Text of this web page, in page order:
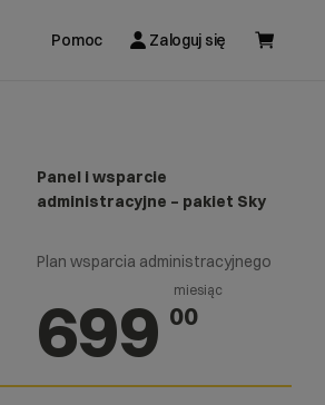
Pomoc Zaloguj się
Panel i wsparcie
administracyjne – pakiet Sky
Plan wsparcia administracyjnego
699 00
miesiąc